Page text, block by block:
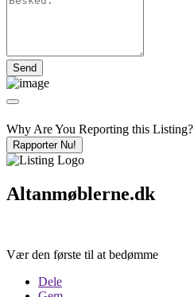
Why Are You Reporting this Listing?
Rapporter Nu!
Altanmøblerne.dk
Vær den første til at bedømme
Dele